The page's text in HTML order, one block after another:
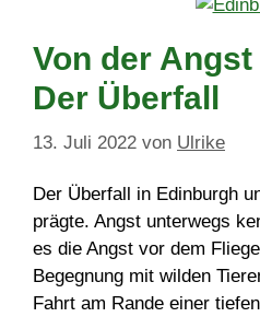
Von der
Der Überfall
13. Juli 2022 von Ulrike
Der Überfall in Edinburgh
prägte. Angst unterwegs
es die Angst vor dem
Begegnung mit wilden
Fahrt am Rande einer